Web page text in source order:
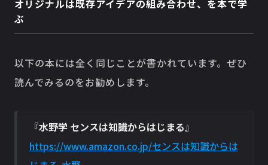
オリジナルは既存アイデアの組み合わせ、を本で学
ぶ
以下の本には全く同じことが書かれています。ぜひ
読んでみるのをお勧めします。
『水野学 センスは知識からはじまる』
https://www.amazon.co.jp/センスは知識からは